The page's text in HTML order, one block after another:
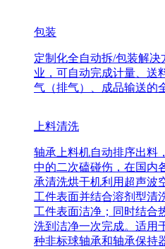
包装
定制化全自动拆/包装解
业，可自动完成计量、送
气（排气）、成品输送的
上料清洗
轴承上料机自动排序出料
中的二次磕碰伤，在国内
承清洗烘干机利用超声波
工件表面并结合溶剂型清
工件表面洁净；同时结合
洗到洁净一次完成。适用
种非标球轴承和轴承保持